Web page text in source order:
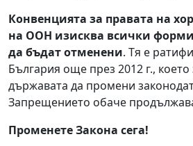
Конвенцията за правата на
на ООН изисква всички
да бъдат отменени. Тя е
България още през 2012 г.,
държавата да промени
Запрещението обаче
Променете Закона сега!